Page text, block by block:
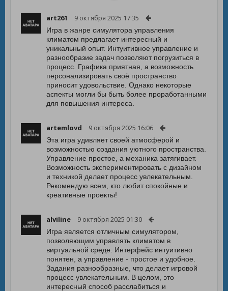
art261 9 октября 2025 17:35
Игра в жанре симулятора управления
климатом предлагает интересный и
уникальный опыт. Интуитивное управление и
разнообразие задач позволяют погрузиться в
процесс. Графика приятная, а возможность
персонализировать своё пространство
приносит удовольствие. Однако некоторые
аспекты могли бы быть более проработанными
для повышения интереса.
artemlovd 9 октября 2025 16:06
Эта игра удивляет своей атмосферой и
возможностью создания уютного пространства.
Управление простое, а механика затягивает.
Возможность экспериментировать с дизайном
и техникой делает процесс увлекательным.
Рекомендую всем, кто любит спокойные и
креативные проекты!
alviline 9 октября 2025 01:30
Игра является отличным симулятором,
позволяющим управлять климатом в
виртуальной среде. Интерфейс интуитивно
понятен, а управление - простое и удобное.
Задания разнообразные, что делает игровой
процесс увлекательным. В целом, это
интересный способ расслабиться и